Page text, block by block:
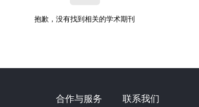
抱歉，没有找到相关的学术期刊
联系我们
合作与服务